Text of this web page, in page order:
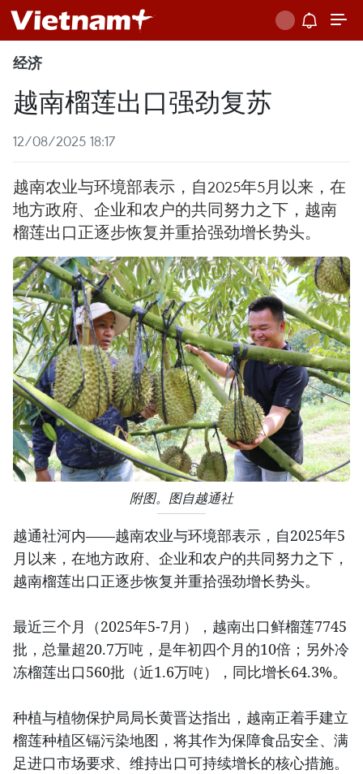
经济
越南榴莲出口强劲复苏
12/08/2025 18:17
越南农业与环境部表示，自2025年5月以来，在
地方政府、企业和农户的共同努力之下，越南
榴莲出口正逐步恢复并重拾强劲增长势头。
附图。图自越通社
越通社河内——越南农业与环境部表示，自2025年5
月以来，在地方政府、企业和农户的共同努力之下，
越南榴莲出口正逐步恢复并重拾强劲增长势头。
最近三个月（2025年5-7月），越南出口鲜榴莲7745
批，总量超20.7万吨，是年初四个月的10倍；另外冷
冻榴莲出口560批（近1.6万吨），同比增长64.3%。
种植与植物保护局局长黄晋达指出，越南正着手建立
榴莲种植区镉污染地图，将其作为保障食品安全、满
足进口市场要求、维持出口可持续增长的核心措施。